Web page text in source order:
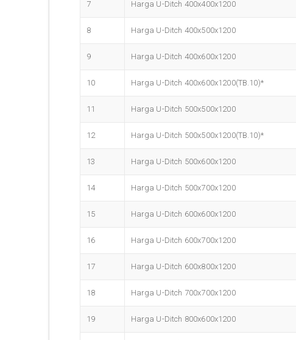
7 Harga U-Ditch 400x400x1200
8 Harga U-Ditch 400x500x1200
9 Harga U-Ditch 400x600x1200
10 Harga U-Ditch 400x600x1200(TB.10)*
11 Harga U-Ditch 500x500x1200
12 Harga U-Ditch 500x500x1200(TB.10)*
13 Harga U-Ditch 500x600x1200
14 Harga U-Ditch 500x700x1200
15 Harga U-Ditch 600x600x1200
16 Harga U-Ditch 600x700x1200
17 Harga U-Ditch 600x800x1200
18 Harga U-Ditch 700x700x1200
19 Harga U-Ditch 800x600x1200